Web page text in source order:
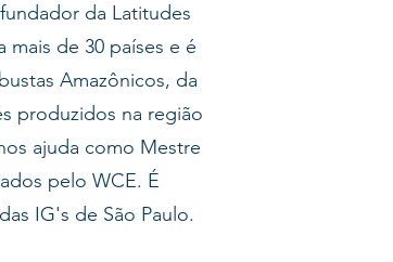
da Latitudes
mais de 30 países e é
Amazônicos, da
produzidos na região
ajuda como Mestre
pelo WCE. É
IG's de São Paulo.